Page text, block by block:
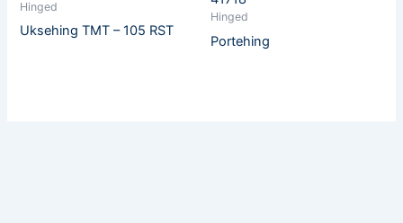
Hinged
Uksehing TMT – 105 RST
Hinged
Portehing